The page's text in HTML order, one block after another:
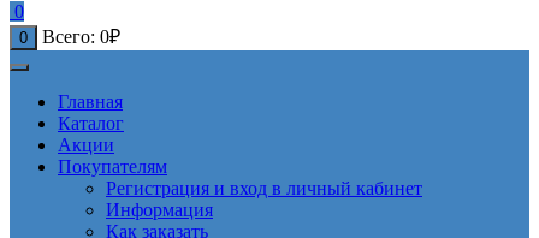
0
0 Всего: 0₽
Главная
Каталог
Акции
Покупателям
Регистрация и вход в личный кабинет
Информация
Как заказать